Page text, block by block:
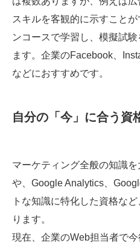
スキルを客観的に示すこと
ンコースで学習し、模擬試
ます。企業のFacebook、
などにおすすめです。
自分の「今」に合う資
マーケティング全般の知識
や、Google Analytics、
トな知識に特化した資格な
ります。
現在、企業のWeb担当者で今